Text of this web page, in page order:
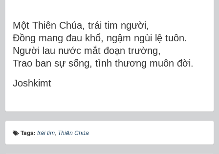
Một Thiên Chúa, trái tim người,
Đồng mang đau khổ, ngậm ngùi lệ tuôn.
Người lau nước mắt đoạn trường,
Trao ban sự sống, tình thương muôn đời.
Joshkimt
Tags: trái tim, Thiên Chúa